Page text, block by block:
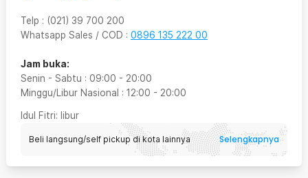
Telp : (021) 39 700 200
Whatsapp Sales / COD : 0896 135 222 00
Jam buka:
Senin - Sabtu : 09:00 - 20:00
Minggu/Libur Nasional : 12:00 - 20:00
Idul Fitri: libur
Beli langsung/self pickup di kota lainnya Selengkapnya